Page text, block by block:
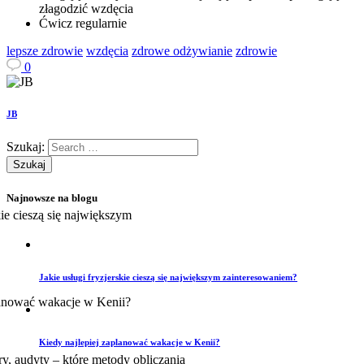
złagodzić wzdęcia
Ćwicz regularnie
lepsze zdrowie wzdęcia zdrowe odżywianie zdrowie
0
JB
Szukaj:
Najnowsze na blogu
Jakie usługi fryzjerskie cieszą się największym zainteresowaniem?
Kiedy najlepiej zaplanować wakacje w Kenii?